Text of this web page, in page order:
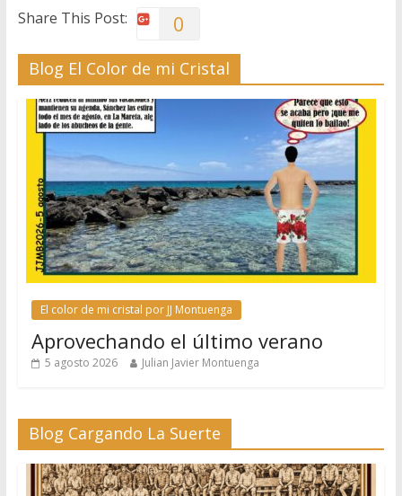
Share This Post: 0
Blog El Color de mi Cristal
El color de mi cristal por JJ Montuenga
Aprovechando el último verano
5 agosto 2026 Julian Javier Montuenga
Blog Cargando La Suerte